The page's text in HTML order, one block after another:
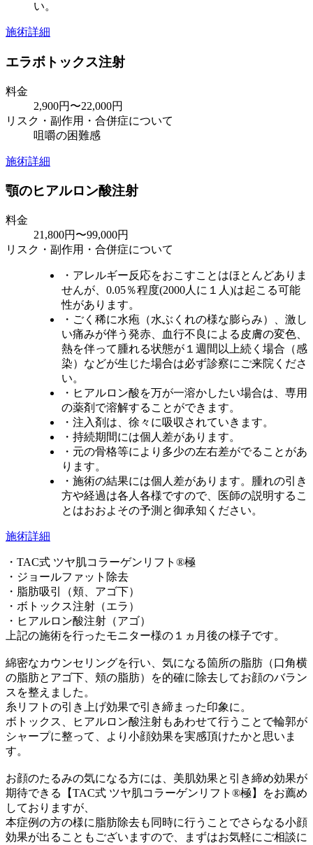
い。
施術詳細
エラボトックス注射
料金
2,900円〜22,000円
リスク・副作用・合併症について
咀嚼の困難感
施術詳細
顎のヒアルロン酸注射
料金
21,800円〜99,000円
リスク・副作用・合併症について
・アレルギー反応をおこすことはほとんどありま
せんが、0.05％程度(2000人に１人)は起こる可能
性があります。
・ごく稀に水疱（水ぶくれの様な膨らみ）、激し
い痛みが伴う発赤、血行不良による皮膚の変色、
熱を伴って腫れる状態が１週間以上続く場合（感
染）などが生じた場合は必ず診察にご来院くださ
い。
・ヒアルロン酸を万が一溶かしたい場合は、専用
の薬剤で溶解することができます。
・注入剤は、徐々に吸収されていきます。
・持続期間には個人差があります。
・元の骨格等により多少の左右差がでることがあ
ります。
・施術の結果には個人差があります。腫れの引き
方や経過は各人各様ですので、医師の説明するこ
とはおおよその予測と御承知ください。
施術詳細
・TAC式 ツヤ肌コラーゲンリフト®極
・ジョールファット除去
・脂肪吸引（頬、アゴ下）
・ボトックス注射（エラ）
・ヒアルロン酸注射（アゴ）
上記の施術を行ったモニター様の１ヵ月後の様子です。
綿密なカウンセリングを行い、気になる箇所の脂肪（口角横
の脂肪とアゴ下、頬の脂肪）を的確に除去してお顔のバラン
スを整えました。
糸リフトの引き上げ効果で引き締まった印象に。
ボトックス、ヒアルロン酸注射もあわせて行うことで輪郭が
シャープに整って、より小顔効果を実感頂けたかと思いま
す。
お顔のたるみの気になる方には、美肌効果と引き締め効果が
期待できる【TAC式 ツヤ肌コラーゲンリフト®極】をお薦め
しておりますが、
本症例の方の様に脂肪除去も同時に行うことでさらなる小顔
効果が出ることもございますので、まずはお気軽にご相談に